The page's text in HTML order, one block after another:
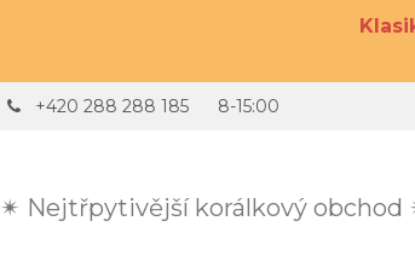
✴ Nejtřpytivější korálkový obchod
+420 288 288 185 8-15:00